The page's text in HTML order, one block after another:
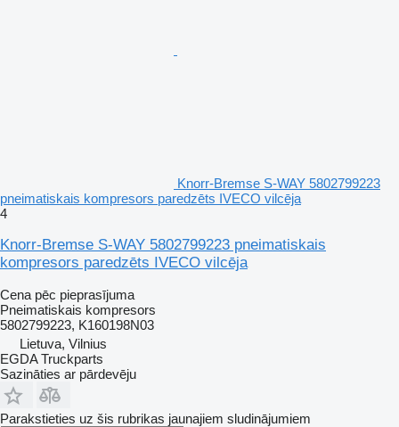
Knorr-Bremse S-WAY 5802799223
pneimatiskais kompresors paredzēts IVECO vilcēja
4
Knorr-Bremse S-WAY 5802799223 pneimatiskais
kompresors paredzēts IVECO vilcēja
Cena pēc pieprasījuma
Pneimatiskais kompresors
5802799223, K160198N03
Lietuva, Vilnius
EGDA Truckparts
Sazināties ar pārdevēju
Parakstieties uz šis rubrikas jaunajiem sludinājumiem